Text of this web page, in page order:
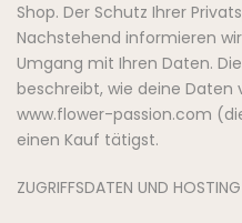
Shop. Der Schutz Ihrer
Nachstehend informieren
Umgang mit Ihren Daten.
beschreibt, wie deine Daten
www.flower-passion.com
einen Kauf tätigst.
ZUGRIFFSDATEN UND HOSTING